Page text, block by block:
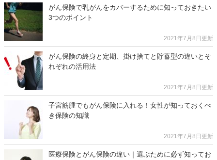
がん保険で乳がんをカバーするために知っておきたい
3つのポイント
2021年7月8日更新
がん保険の終身と定期、掛け捨てと貯蓄型の違いとそ
れぞれの活用法
2021年7月8日更新
子宮筋腫でもがん保険に入れる！女性が知っておくべ
き保険の知識
2021年7月8日更新
医療保険とがん保険の違い｜選ぶために必ず知ってお